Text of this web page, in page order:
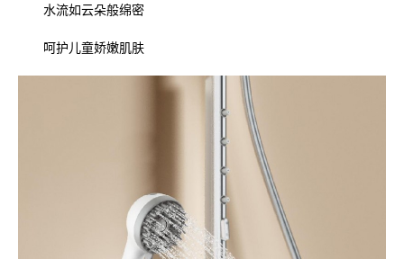
水流如云朵般绵密
呵护儿童娇嫩肌肤